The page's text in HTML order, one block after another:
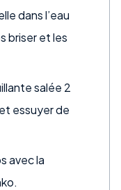
dans l’eau
briser et les
salée 2
essuyer de
avec la